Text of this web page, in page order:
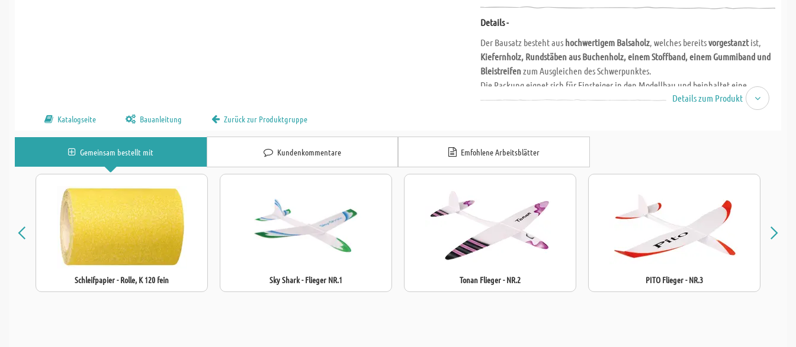
Details -
Der Bausatz besteht aus hochwertigem Balsaholz, welches bereitsvorgestanztist,
Kiefernholz, Rundstäben aus Buchenholz, einem Stoffband, einem Gummiband und
Bleistreifenzum Ausgleichen des Schwerpunktes.
Die Packung eignet sich für Einsteiger in den Modellbau und beinhaltet eine
ausführliche und verständliche Anleitung.
eingesetzt werden. Es
Details zum Produkt
Katalogseite Bauanleitung Zurück zur Produktgruppe
Gemeinsam bestellt mit Kundenkommentare Emfohlene Arbeitsblätter
Schleifpapier - Rolle, K 120 fein Sky Shark - Flieger NR.1 Tonan Flieger - NR.2 PITO Flieger - NR.3